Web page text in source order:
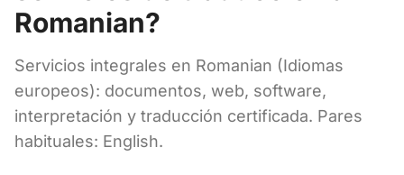
Romanian?
Servicios integrales en Romanian (Idiomas
europeos): documentos, web, software,
interpretación y traducción certificada. Pares
habituales: English.